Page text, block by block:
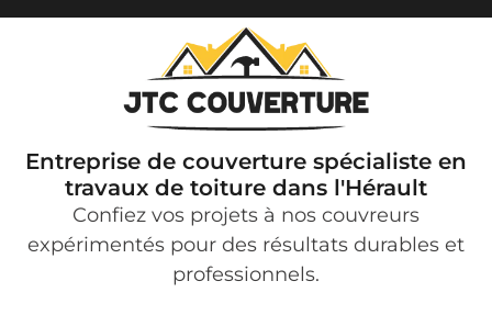
Entreprise de couverture spécialiste en
travaux de toiture dans l'Hérault
Confiez vos projets à nos couvreurs
expérimentés pour des résultats durables et
professionnels.